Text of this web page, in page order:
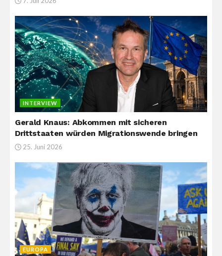
INTERVIEW
Gerald Knaus: Abkommen mit sicheren
Drittstaaten würden Migrationswende bringen
25. Juni 2026
EUROPA